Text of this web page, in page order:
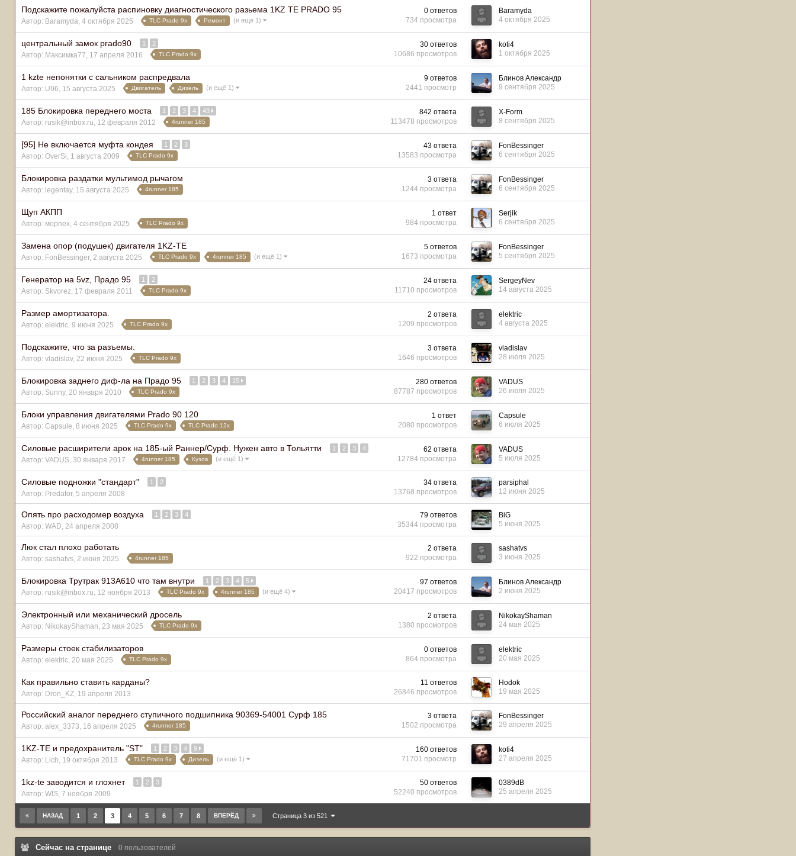
Подскажите пожалуйста распиновку диагностического разьема 1KZ TE PRADO 95
Автор: Baramyda, 4 октября 2025 TLC Prado 9x Ремонт (и ещё 1)
0 ответов
734 просмотра
Baramyda
4 октября 2025
центральный замок prado90 1 2
Автор: Максимка77, 17 апреля 2016 TLC Prado 9x
30 ответов
10686 просмотров
koti4
1 октября 2025
1 kzte непонятки с сальником распредвала
Автор: U96, 15 августа 2025 Двигатель Дизель (и ещё 1)
9 ответов
2441 просмотр
Блинов Александр
9 сентября 2025
185 Блокировка переднего моста 1 2 3 4 43
Автор: rusik@inbox.ru, 12 февраля 2012 4runner 185
842 ответа
113478 просмотров
X-Form
8 сентября 2025
[95] Не включается муфта кондея 1 2 3
Автор: OverSi, 1 августа 2009 TLC Prado 9x
43 ответа
13583 просмотра
FonBessinger
6 сентября 2025
Блокировка раздатки мультимод рычагом
Автор: legentay, 15 августа 2025 4runner 185
3 ответа
1244 просмотра
FonBessinger
6 сентября 2025
Щуп АКПП
Автор: морпех, 4 сентября 2025 TLC Prado 9x
1 ответ
984 просмотра
Serjik
6 сентября 2025
Замена опор (подушек) двигателя 1KZ-TE
Автор: FonBessinger, 2 августа 2025 TLC Prado 9x 4runner 185 (и ещё 1)
5 ответов
1673 просмотра
FonBessinger
5 сентября 2025
Генератор на 5vz, Прадо 95 1 2
Автор: Skvorez, 17 февраля 2011 TLC Prado 9x
24 ответа
11710 просмотров
SergeyNev
14 августа 2025
Размер амортизатора.
Автор: elektric, 9 июня 2025 TLC Prado 9x
2 ответа
1209 просмотров
elektric
4 августа 2025
Подскажите, что за разъемы.
Автор: vladislav, 22 июня 2025 TLC Prado 9x
3 ответа
1646 просмотров
vladislav
28 июля 2025
Блокировка заднего диф-ла на Прадо 95 1 2 3 4 15
Автор: Sunny, 20 января 2010 TLC Prado 9x
280 ответов
87787 просмотров
VADUS
26 июля 2025
Блоки управления двигателями Prado 90 120
Автор: Capsule, 8 июня 2025 TLC Prado 9x TLC Prado 12x
1 ответ
2080 просмотров
Capsule
6 июля 2025
Силовые расширители арок на 185-ый Раннер/Сурф. Нужен авто в Тольятти 1 2 3 4
Автор: VADUS, 30 января 2017 4runner 185 Кузов (и ещё 1)
62 ответа
12784 просмотра
VADUS
5 июля 2025
Силовые подножки "стандарт" 1 2
Автор: Predator, 5 апреля 2008
34 ответа
13768 просмотров
parsiphal
12 июня 2025
Опять про расходомер воздуха 1 2 3 4
Автор: WAD, 24 апреля 2008
79 ответов
35344 просмотра
BiG
5 июня 2025
Люк стал плохо работать
Автор: sashatvs, 2 июня 2025 4runner 185
2 ответа
922 просмотра
sashatvs
3 июня 2025
Блокировка Трутрак 913А610 что там внутри 1 2 3 4 5
Автор: rusik@inbox.ru, 12 ноября 2013 TLC Prado 9x 4runner 185 (и ещё 4)
97 ответов
20417 просмотров
Блинов Александр
2 июня 2025
Электронный или механический дросель
Автор: NikokayShaman, 23 мая 2025 TLC Prado 9x
2 ответа
1380 просмотров
NikokayShaman
24 мая 2025
Размеры стоек стабилизаторов
Автор: elektric, 20 мая 2025 TLC Prado 9x
0 ответов
864 просмотра
elektric
20 мая 2025
Как правильно ставить карданы?
Автор: Dron_KZ, 19 апреля 2013
11 ответов
26846 просмотров
Hodok
19 мая 2025
Российский аналог переднего ступичного подшипника 90369-54001 Сурф 185
Автор: alex_3373, 16 апреля 2025 4runner 185
3 ответа
1502 просмотра
FonBessinger
29 апреля 2025
1KZ-TE и предохранитель "ST" 1 2 3 4 9
Автор: Lich, 19 октября 2013 TLC Prado 9x Дизель (и ещё 1)
160 ответов
71701 просмотр
koti4
27 апреля 2025
1kz-te заводится и глохнет 1 2 3
Автор: WIS, 7 ноября 2009
50 ответов
52240 просмотров
0389dB
25 апреля 2025
НАЗАД 1 2 3 4 5 6 7 8 ВПЕРЁД Страница 3 из 521
Сейчас на странице 0 пользователей